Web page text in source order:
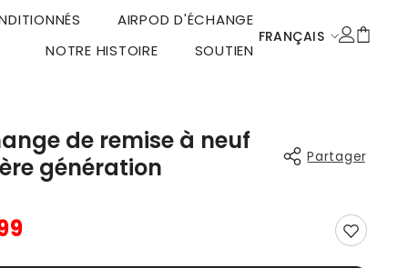
AIRPOD D'ÉCHANGE
NOTRE HISTOIRE
SOUTIEN
FRANÇAIS
DUTCH
de remise à neuf
génération
Partager